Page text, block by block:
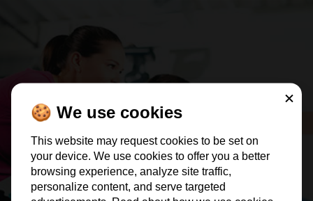
2) Mehr kauforientierte Webseitebesucher
> ERFAHRE MEHR
🍪 We use cookies
This website may request cookies to be set on
your device. We use cookies to offer you a better
browsing experience, analyze site traffic,
personalize content, and serve targeted